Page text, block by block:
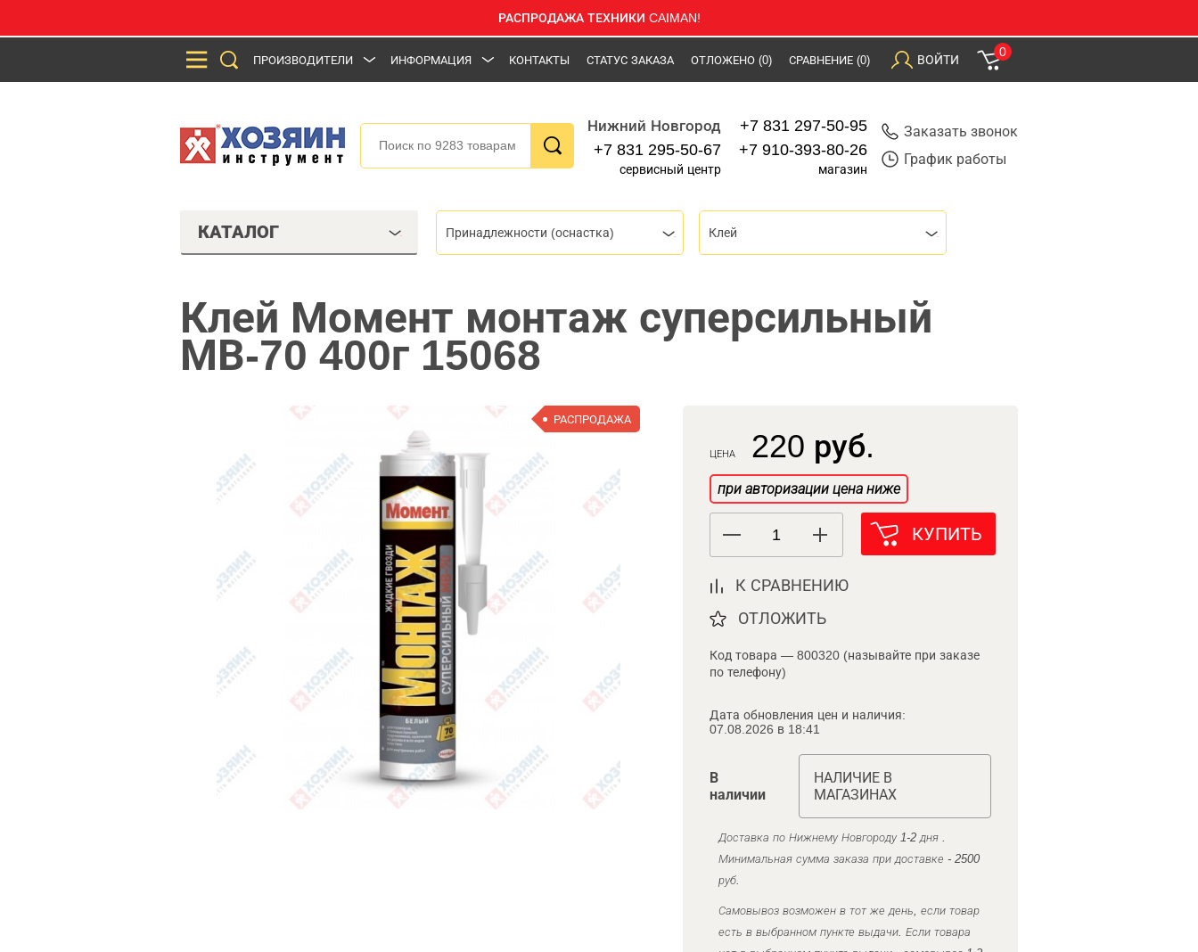
РАСПРОДАЖА ТЕХНИКИ CAIMAN!
ПРОИЗВОДИТЕЛИ ИНФОРМАЦИЯ КОНТАКТЫ СТАТУС ЗАКАЗА ОТЛОЖЕНО (0) СРАВНЕНИЕ (0) ВОЙТИ
0
Нижний Новгород
+7 831 295-50-67
сервисный центр
+7 831 297-50-95
+7 910-393-80-26
магазин
Заказать звонок
График работы
КАТАЛОГ Принадлежности (оснастка) Клей
Клей Момент монтаж суперсильный
МВ-70 400г 15068
РАСПРОДАЖА
ЦЕНА 220 руб.
при авторизации цена ниже
КУПИТЬ
К СРАВНЕНИЮ
ОТЛОЖИТЬ
Код товара — 800320 (называйте при заказе
по телефону)
Дата обновления цен и наличия:
07.08.2026 в 18:41
В
наличии
НАЛИЧИЕ В
МАГАЗИНАХ
Доставка по Нижнему Новгороду 1-2 дня .
Минимальная сумма заказа при доставке - 2500
руб.
Самовывоз возможен в тот же день, если товар
есть в выбранном пункте выдачи. Если товара